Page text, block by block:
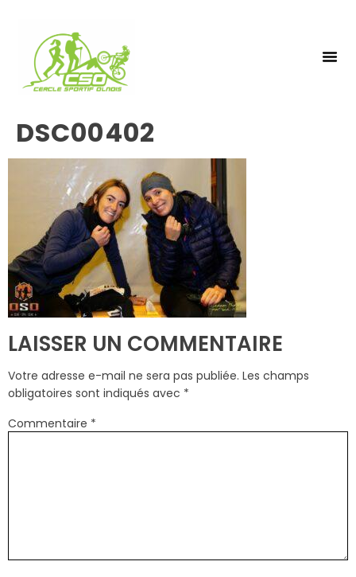
DSC00402
LAISSER UN COMMENTAIRE
Votre adresse e-mail ne sera pas publiée. Les champs
obligatoires sont indiqués avec *
Commentaire *